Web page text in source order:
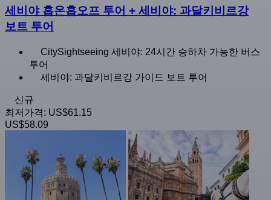
세비야 홉온홉오프 투어 + 세비야: 과달키비르강
보트 투어
CitySightseeing 세비야: 24시간 승하차 가능한 버스
투어
세비야: 과달키비르강 가이드 보트 투어
신규
최저가격: US$61.15
US$58.09